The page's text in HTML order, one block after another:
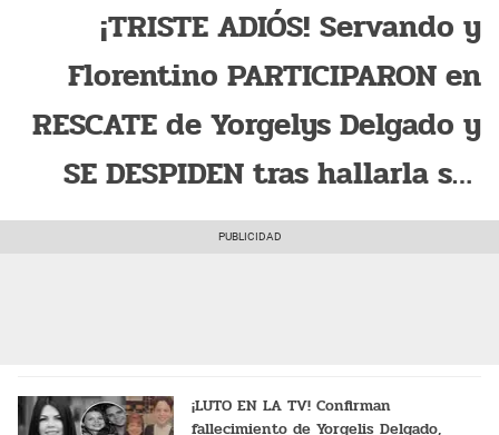
¡TRISTE ADIÓS! Servando y
Florentino PARTICIPARON en
RESCATE de Yorgelys Delgado y
SE DESPIDEN tras hallarla sin
vida: "Impotencia"
¡LUTO EN LA TV! Confirman
fallecimiento de Yorgelis Delgado,